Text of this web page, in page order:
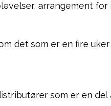
arrangement for
det som er en fire
som er en